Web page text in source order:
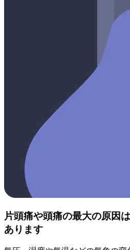
片頭痛や頭痛の最大の原因
あります